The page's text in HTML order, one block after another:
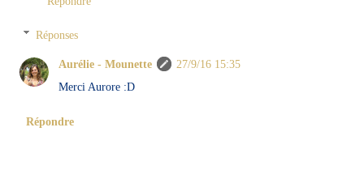
Réponses
Aurélie - Mounette
27/9/16 15:35
Merci Aurore :D
Répondre